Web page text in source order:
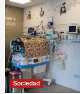
Sociedad